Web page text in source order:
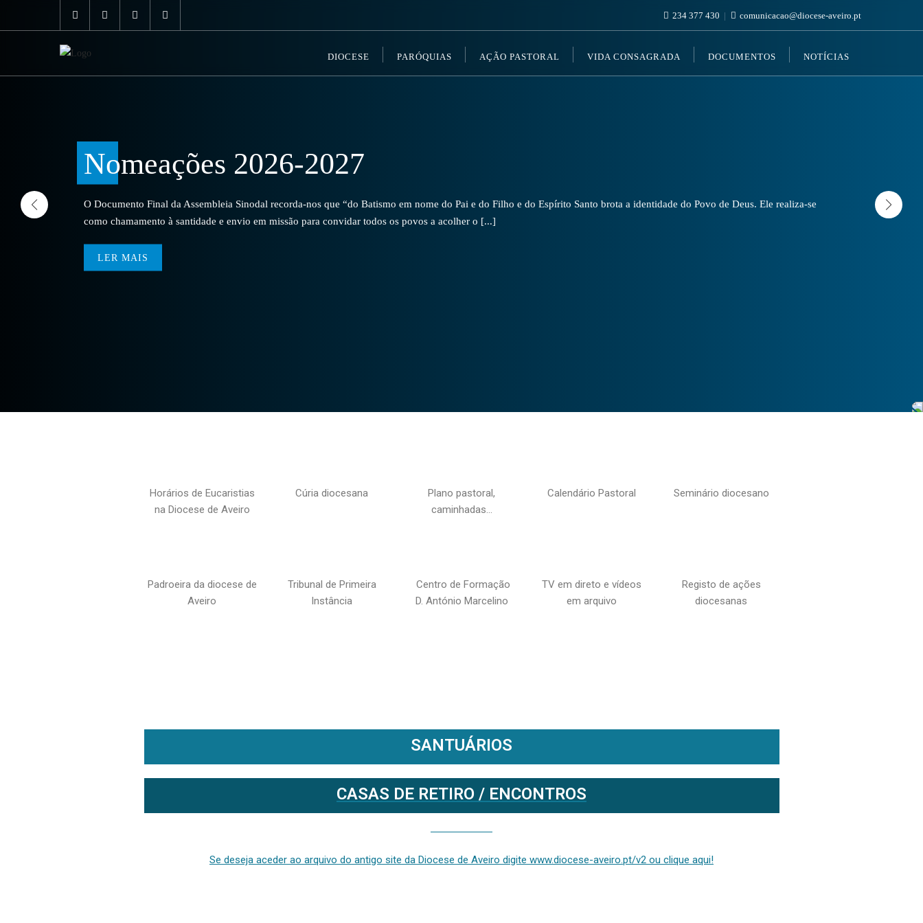
234 377 430 comunicacao@diocese-aveiro.pt
DIOCESE PARÓQUIAS AÇÃO PASTORAL VIDA CONSAGRADA DOCUMENTOS NOTÍCIAS
Nomeações 2026-2027
O Documento Final da Assembleia Sinodal recorda-nos que “do Batismo em nome do Pai e do Filho e do Espírito Santo brota a identidade do Povo de Deus. Ele realiza-se
como chamamento à santidade e envio em missão para convidar todos os povos a acolher o [...]
LER MAIS
Horários de Eucaristias
na Diocese de Aveiro
Cúria diocesana
Plano pastoral,
caminhadas…
Calendário Pastoral Seminário diocesano
Padroeira da diocese de
Aveiro
Tribunal de Primeira
Instância
Centro de Formação
D. António Marcelino
TV em direto e vídeos
em arquivo
Registo de ações
diocesanas
SANTUÁRIOS
CASAS DE RETIRO / ENCONTROS
Se deseja aceder ao arquivo do antigo site da Diocese de Aveiro digite www.diocese-aveiro.pt/v2 ou clique aqui!